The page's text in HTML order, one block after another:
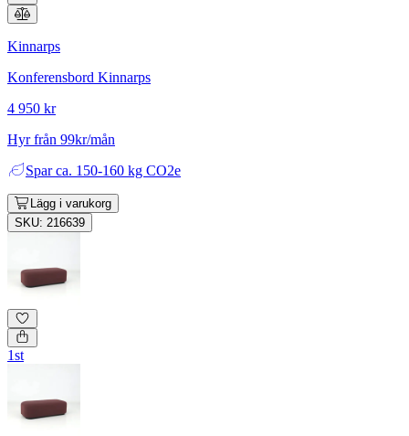
Kinnarps
Konferensbord Kinnarps
4 950 kr
Hyr från 99kr/mån
Spar ca. 150-160 kg CO2e
Lägg i varukorg
SKU: 216639
1st